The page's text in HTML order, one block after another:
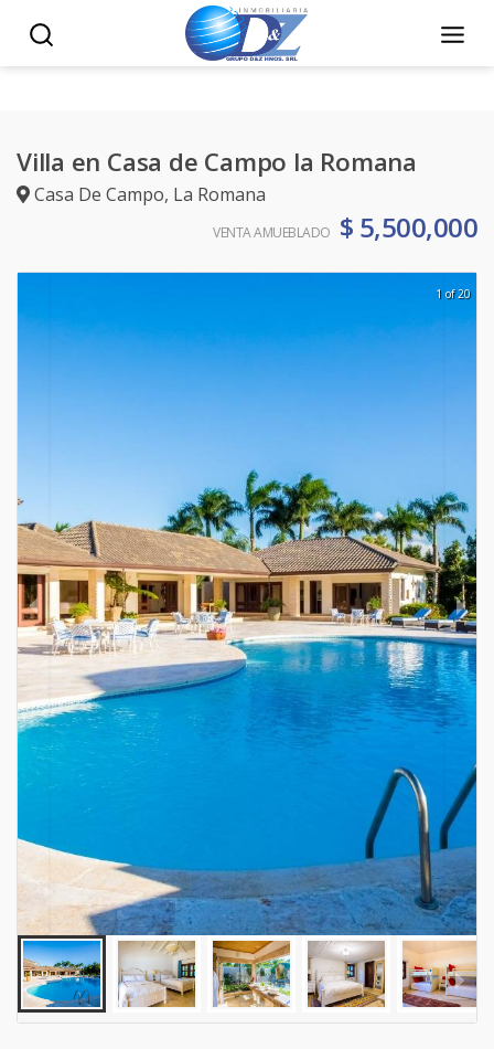
Villa en Casa de Campo la Romana
Casa De Campo, La Romana
VENTA AMUEBLADO $ 5,500,000
1 of 20